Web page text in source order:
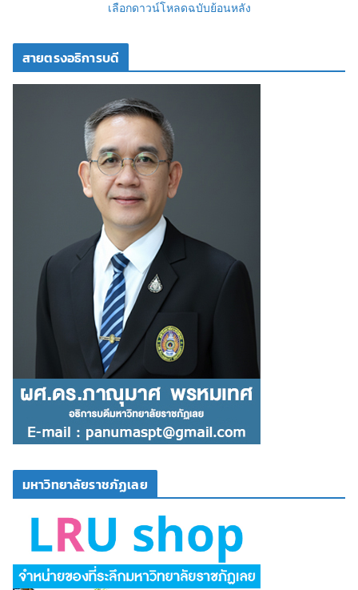
เลือกดาวน์โหลดฉบับย้อนหลัง
สายตรงอธิการบดี
มหาวิทยาลัยราชภัฏเลย